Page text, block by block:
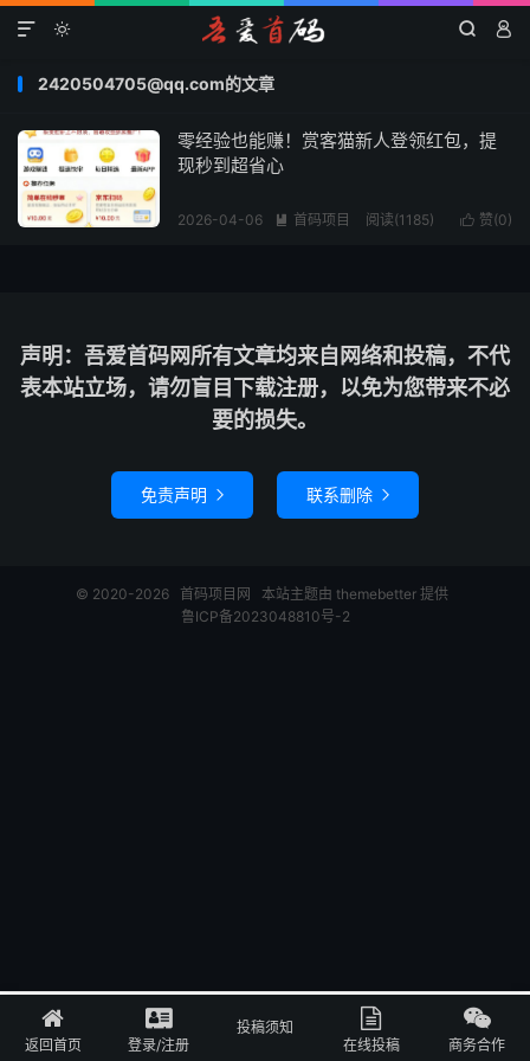
  

2420504705@qq.com的文章
零经验也能赚！赏客猫新人登领红包，提
现秒到超省心
 赞(0)
2026-04-06  首码项目 阅读(1185)
声明：吾爱首码网所有文章均来自网络和投稿，不代
表本站立场，请勿盲目下载注册，以免为您带来不必
要的损失。
免责声明  联系删除 
© 2020-2026 首码项目网 本站主题由 themebetter提供
鲁ICP备2023048810号-2
首页 登录 投稿 关于
返回首页 登录/注册
投稿须知
在线投稿
商务合作